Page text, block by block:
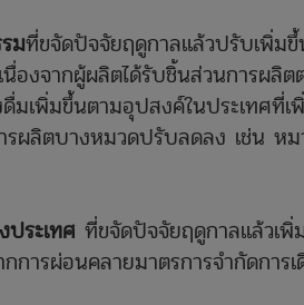
มที่ขจัดปัจจัยฤดูกาลแล้วปรับเพิ่มขึ้
องจากผู้ผลิตได้รับชิ้นส่วนการผลิ
มเพิ่มขึ้นตามอุปสงค์ในประเทศที่เ
รผลิตบางหมวดปรับลดลง เช่น ห
ระเทศ ที่ขจัดปัจจัยฤดูกาลแล้วเพิ่
ารผ่อนคลายมาตรการจำกัดการเดิ